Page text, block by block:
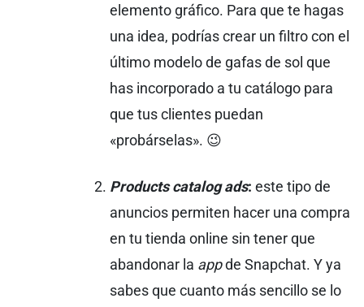
elemento gráfico. Para que te hagas
una idea, podrías crear un filtro con el
último modelo de gafas de sol que
has incorporado a tu catálogo para
que tus clientes puedan
«probárselas». 😉
Products catalog ads: este tipo de
anuncios permiten hacer una compra
en tu tienda online sin tener que
abandonar la appde Snapchat. Y ya
sabes que cuanto más sencillo se lo